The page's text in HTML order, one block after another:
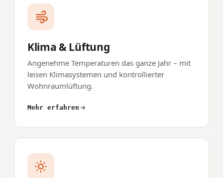
Klima & Lüftung
Angenehme Temperaturen das ganze Jahr – mit
leisen Klimasystemen und kontrollierter
Wohnraumlüftung.
Mehr erfahren